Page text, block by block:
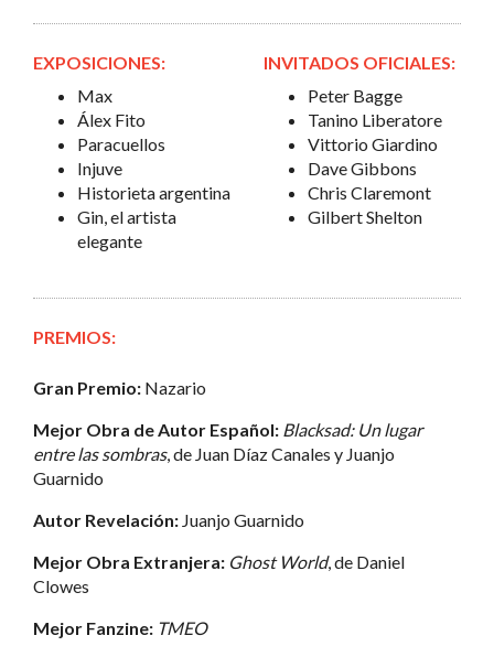
EXPOSICIONES:
Max
Álex Fito
Paracuellos
Injuve
Historieta argentina
Gin, el artista
elegante
INVITADOS OFICIALES:
Peter Bagge
Tanino Liberatore
Vittorio Giardino
Dave Gibbons
Chris Claremont
Gilbert Shelton
PREMIOS:
Gran Premio: Nazario
Mejor Obra de Autor Español: Blacksad: Un lugar
entre las sombras, de Juan Díaz Canales y Juanjo
Guarnido
Autor Revelación: Juanjo Guarnido
Mejor Obra Extranjera: Ghost World, de Daniel
Clowes
Mejor Fanzine: TMEO